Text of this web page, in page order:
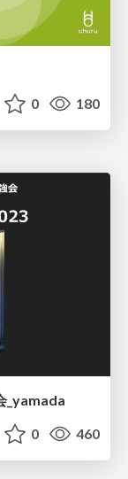
0 180
_yamada
0 460